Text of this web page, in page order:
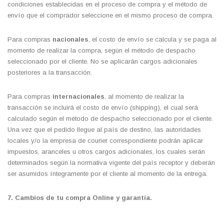
condiciones establecidas en el proceso de compra y el método de
envío que el comprador seleccione en el mismo proceso de compra.
Para compras nacionales, el costo de envío se calcula y se paga al
momento de realizar la compra, según el método de despacho
seleccionado por el cliente. No se aplicarán cargos adicionales
posteriores a la transacción.
Para compras internacionales, al momento de realizar la
transacción se incluirá el costo de envío (shipping), el cual será
calculado según el método de despacho seleccionado por el cliente.
Una vez que el pedido llegue al país de destino, las autoridades
locales y/o la empresa de courier correspondiente podrán aplicar
impuestos, aranceles u otros cargos adicionales, los cuales serán
determinados según la normativa vigente del país receptor y deberán
ser asumidos íntegramente por el cliente al momento de la entrega.
7. Cambios de tu compra Online y garantía.